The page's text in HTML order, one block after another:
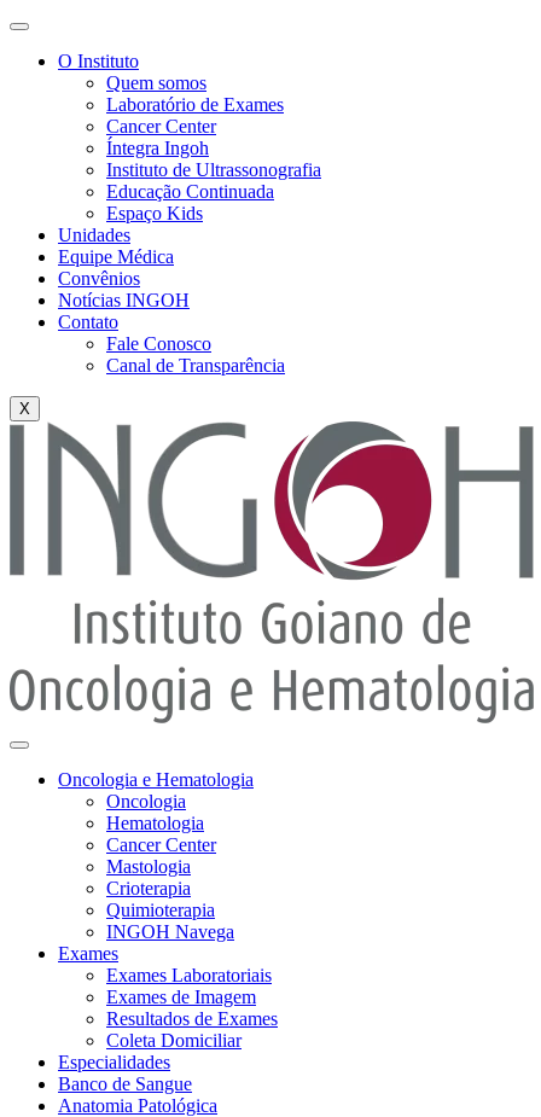
O Instituto
Quem somos
Laboratório de Exames
Cancer Center
Íntegra Ingoh
Instituto de Ultrassonografia
Educação Continuada
Espaço Kids
Unidades
Equipe Médica
Convênios
Notícias INGOH
Contato
Fale Conosco
Canal de Transparência
X
Oncologia e Hematologia
Oncologia
Hematologia
Cancer Center
Mastologia
Crioterapia
Quimioterapia
INGOH Navega
Exames
Exames Laboratoriais
Exames de Imagem
Resultados de Exames
Coleta Domiciliar
Especialidades
Banco de Sangue
Anatomia Patológica